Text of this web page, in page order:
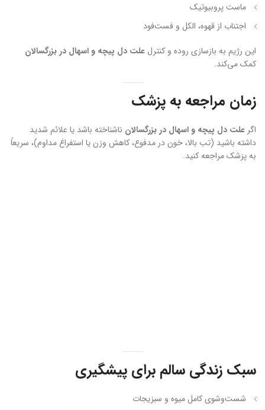
ماست پروبیوتیک
اجتناب از قهوه، الکل و فست‌فود
این رژیم به بازسازی روده و کنترل علت دل پیچه و اسهال در بزرگسالان
کمک می‌کند.
زمان مراجعه به پزشک
اگر علت دل پیچه و اسهال در بزرگسالان ناشناخته باشد یا علائم شدید
داشته باشید (تب بالا، خون در مدفوع، کاهش وزن یا استفراغ مداوم)، سریعاً
به پزشک مراجعه کنید.
سبک زندگی سالم برای پیشگیری
شست‌وشوی کامل میوه و سبزیجات